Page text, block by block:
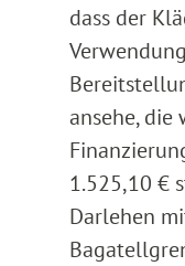
dass der
ansehe, die
1.525,10 €
Darlehen